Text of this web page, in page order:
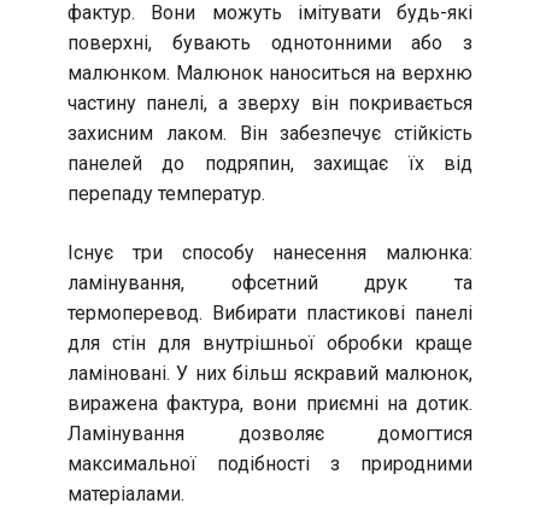
фактур. Вони можуть імітувати будь-які
поверхні, бувають однотонними або з
малюнком. Малюнок наноситься на верхню
частину панелі, а зверху він покривається
захисним лаком. Він забезпечує стійкість
панелей до подряпин, захищає їх від
перепаду температур.
Існує три способу нанесення малюнка:
ламінування, офсетний друк та
термоперевод. Вибирати пластикові панелі
для стін для внутрішньої обробки краще
ламіновані. У них більш яскравий малюнок,
виражена фактура, вони приємні на дотик.
Ламінування дозволяє домогтися
максимальної подібності з природними
матеріалами.